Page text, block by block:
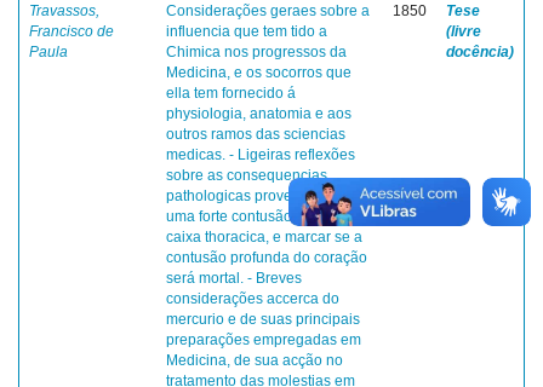
Travassos,
Francisco de
Paula
Considerações geraes sobre a
influencia que tem tido a
Chimica nos progressos da
Medicina, e os socorros que
ella tem fornecido á
physiologia, anatomia e aos
outros ramos das sciencias
medicas. - Ligeiras reflexões
sobre as consequencias
pathologicas provenientes de
uma forte contusão sobre a
caixa thoracica, e marcar se a
contusão profunda do coração
será mortal. - Breves
considerações accerca do
mercurio e de suas principais
preparações empregadas em
Medicina, de sua acção no
tratamento das molestias em
1850
Tese
(livre
docência)